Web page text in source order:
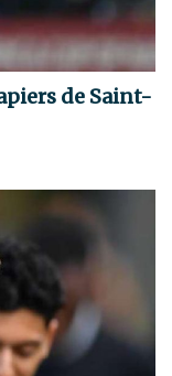
de Saint-